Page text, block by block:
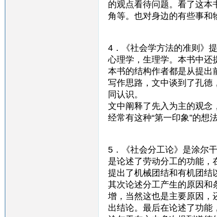
的观点看待问题。看了这本
角等。也对身边的有些事和
4．《社会学方法的准则》
心理学，生理学。本书中还
本书的结构作者都是从提出
写作思路，文中谈到了孔德
同认识。
文中阐释了先入为主的观念
经常有这种“第一印象”的想
5．《社会分工论》是涂尔
是论述了劳动分工的功能，
提出了机械团结和有机团结
其次论述分工产生的原因和
增，当然这也是主要原因，
出结论。最后在论述了功能